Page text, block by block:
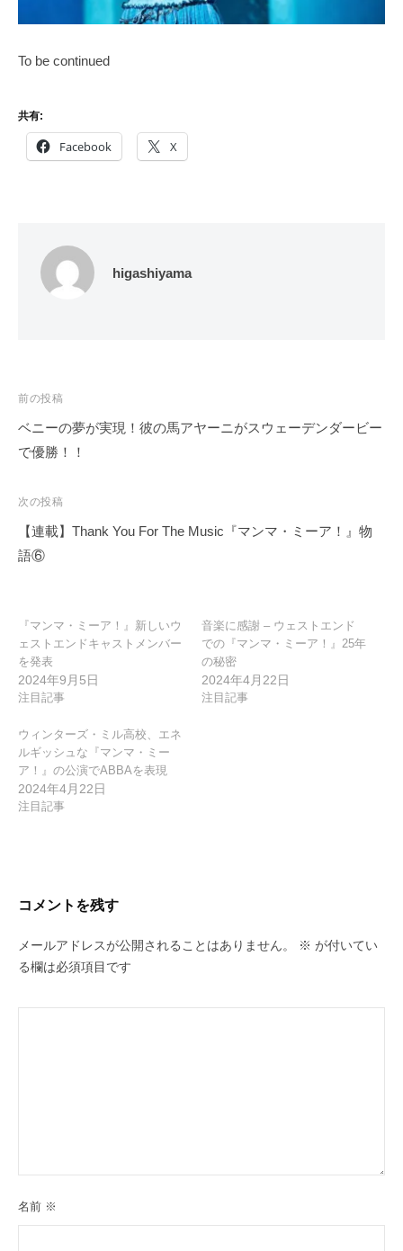
To be continued
共有:
Facebook X
higashiyama
投
稿
ナ
ゲ
ー
シ
前の投稿
ベニーの夢が実現！彼の馬アヤーニがスウェーデンダービー
で優勝！！
次の投稿
【連載】Thank You For The Music『マンマ・ミーア！』物
語⑥
『マンマ・ミーア！』新しいウ
ェストエンドキャストメンバー
を発表
2024年9月5日
注目記事
音楽に感謝 – ウェストエンド
での『マンマ・ミーア！』25年
の秘密
2024年4月22日
注目記事
ウィンターズ・ミル高校、エネ
ルギッシュな『マンマ・ミー
ア！』の公演でABBAを表現
2024年4月22日
注目記事
コメントを残す
メールアドレスが公開されることはありません。 ※ が付いてい
る欄は必須項目です
名前 ※